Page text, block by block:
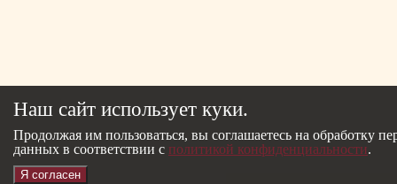
Наш сайт использует куки.
Продолжая им пользоваться, вы соглашаетесь на обработку
данных в соответствии с политикой конфиденциальности.
Я согласен